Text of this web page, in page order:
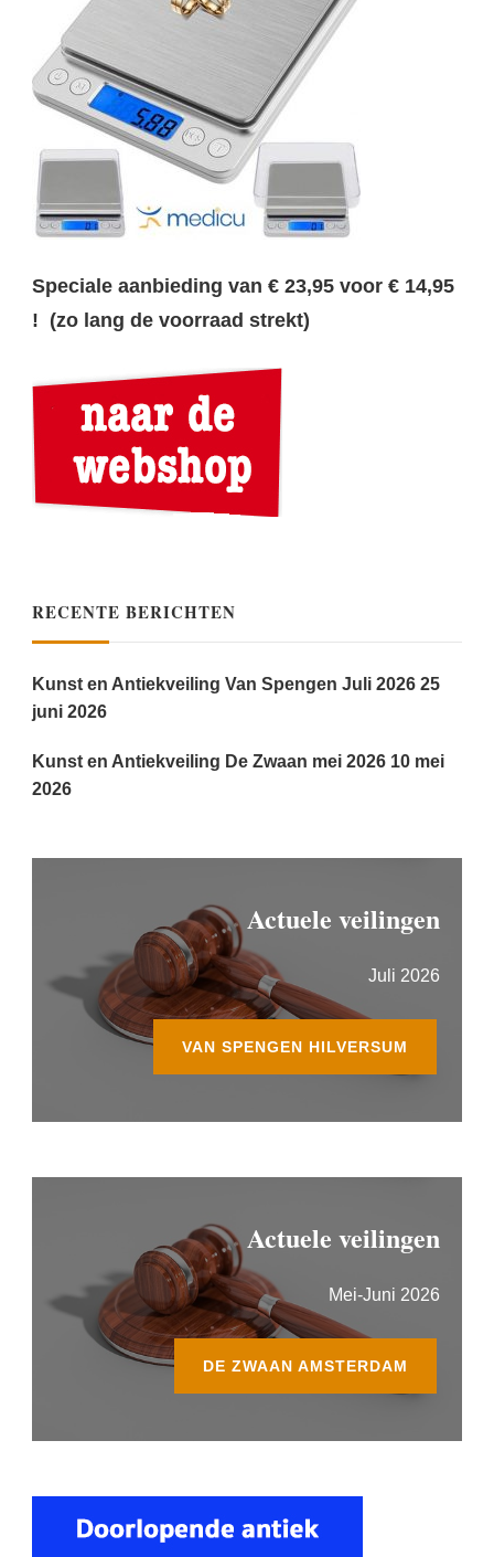
Speciale aanbieding van € 23,95 voor € 14,95
! (zo lang de voorraad strekt)
RECENTE BERICHTEN
Kunst en Antiekveiling Van Spengen Juli 2026 25
juni 2026
Kunst en Antiekveiling De Zwaan mei 2026 10 mei
2026
Actuele veilingen
Juli 2026
VAN SPENGEN HILVERSUM
Actuele veilingen
Mei-Juni 2026
DE ZWAAN AMSTERDAM